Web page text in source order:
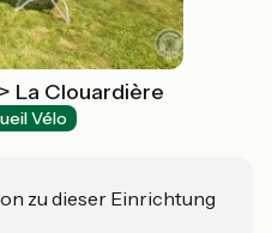
La Clouardière
Vélo
zu dieser Einrichtung